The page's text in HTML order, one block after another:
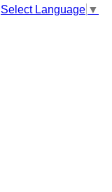
Select Language ▼